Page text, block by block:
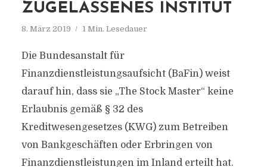
ZUGELASSENES INSTITUT
8. März 2019 1 Min. Lesedauer
Die Bundesanstalt für
Finanzdienstleistungsaufsicht (BaFin) weist
darauf hin, dass sie „The Stock Master“ keine
Erlaubnis gemäß § 32 des
Kreditwesengesetzes (KWG) zum Betreiben
von Bankgeschäften oder Erbringen von
Finanzdienstleistungen im Inland erteilt hat.